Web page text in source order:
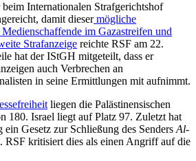
Internationalen Strafgerichtshof
damit diesermögliche
im Gazastreifen und
Strafanzeige reichte RSF am 22.
hat der IStGH mitgeteilt, dass er
auch Verbrechen an
in seine Ermittlungen mit aufnimmt.
liegen die Palästinensischen
180. Israel liegt auf Platz 97. Zuletzt hat
ein Gesetz zur Schließung des SendersAl-
RSF kritisiert dies als einen Angriff auf die